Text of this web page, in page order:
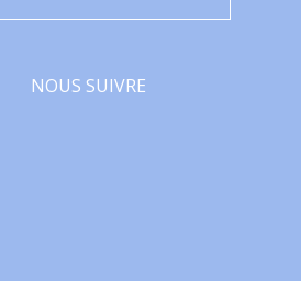
NOUS SUIVRE